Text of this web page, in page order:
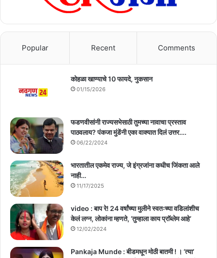
Popular Recent Comments
कोहळा खाण्याचे 10 फायदे, नुकसान
01/15/2026
फडणवीसांनी राज्यसभेसाठी तुमच्या नावाचा प्रस्ताव
पाठवलाय? पंकजा मुंडेंनी एका वाक्यात दिलं उत्तर….
06/22/2024
भारतातील एकमेव राज्य, जे इंग्रजांना कधीच जिंकता आले
नाही…
11/17/2025
video : बाप रे! 24 वर्षांच्या मुलीने स्वतःच्या वडिलांशीच
केलं लग्न, लोकांना म्हणते, ‘तुम्हाला काय प्राॅब्लेम आहे’
12/02/2024
Pankaja Munde : बीडमधून मोठी बातमी ! । ‘त्या’